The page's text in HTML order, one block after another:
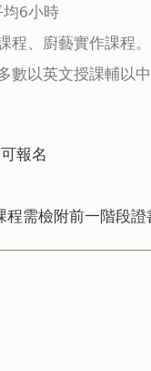
6小時
、廚藝實作課程。
以英文授課輔以中
報名
需檢附前一階段